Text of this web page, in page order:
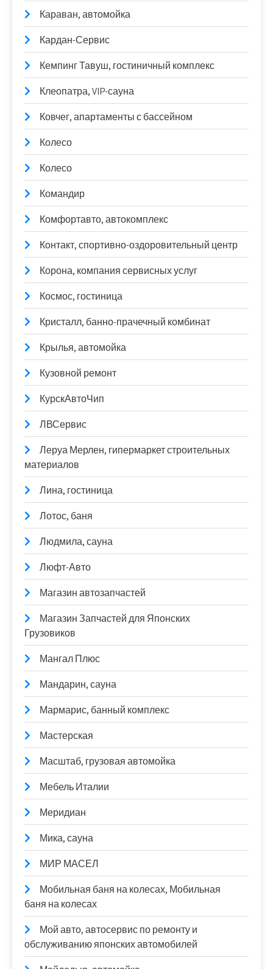
Караван, автомойка
Кардан-Сервис
Кемпинг Тавуш, гостиничный комплекс
Клеопатра, VIP-сауна
Ковчег, апартаменты с бассейном
Колесо
Колесо
Командир
Комфортавто, автокомплекс
Контакт, спортивно-оздоровительный центр
Корона, компания сервисных услуг
Космос, гостиница
Кристалл, банно-прачечный комбинат
Крылья, автомойка
Кузовной ремонт
КурскАвтоЧип
ЛВСервис
Леруа Мерлен, гипермаркет строительных
материалов
Лина, гостиница
Лотос, баня
Людмила, сауна
Люфт-Авто
Магазин автозапчастей
Магазин Запчастей для Японских
Грузовиков
Мангал Плюс
Мандарин, сауна
Мармарис, банный комплекс
Мастерская
Масштаб, грузовая автомойка
Мебель Италии
Меридиан
Мика, сауна
МИР МАСЕЛ
Мобильная баня на колесах, Мобильная
баня на колесах
Мой авто, автосервис по ремонту и
обслуживанию японских автомобилей